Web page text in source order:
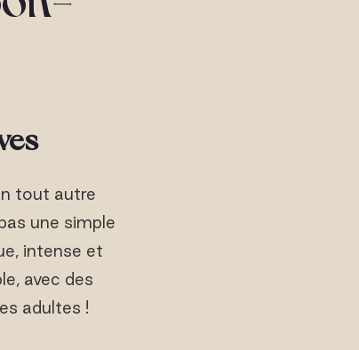
tout autre
une simple
intense et
avec des
adultes !